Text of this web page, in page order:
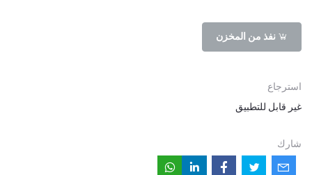
نفذ من المخزن
استرجاع
غير قابل للتطبيق
شارك